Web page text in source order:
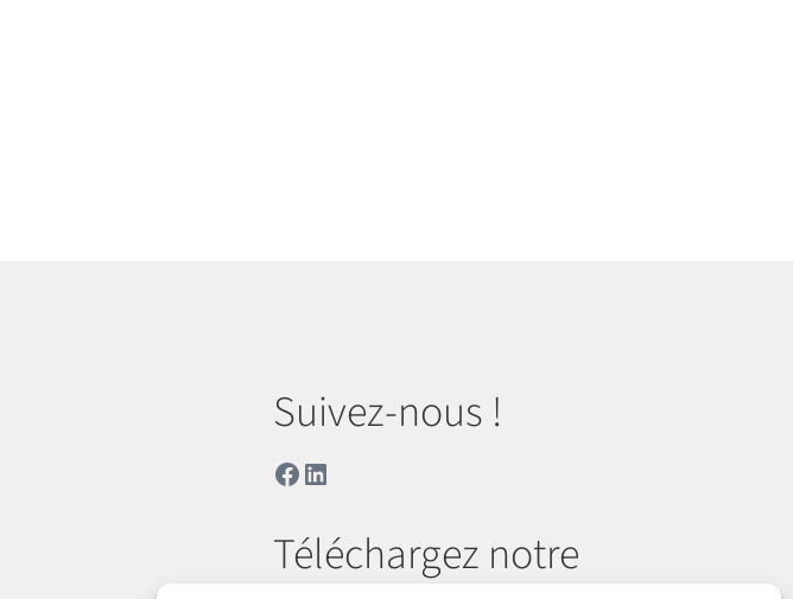
Suivez-nous !
Facebook
LinkedIn
Téléchargez notre